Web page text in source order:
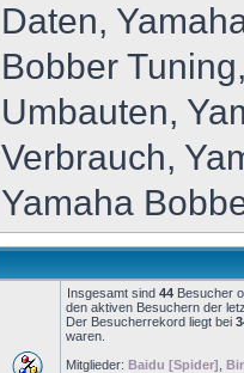
Daten,
Bobber
Umbauten,
Verbrauch,
Yamaha
Insgesamt sind 44 Besucher
den aktiven Besuchern der
Der Besucherrekord liegt bei
waren.
Mitglieder: Baidu [Spider]